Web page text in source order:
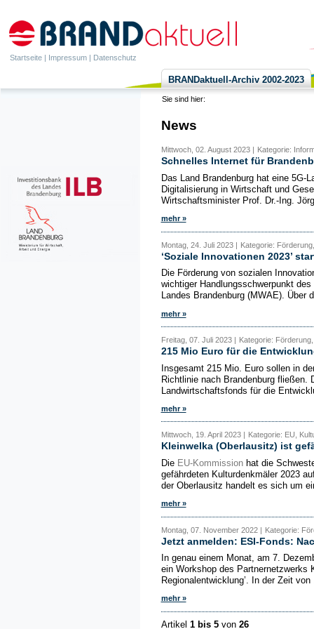
Startseite | Impressum | Datenschutz
BRANDaktuell-Archiv 2002-2023
Sie sind hier:
News
Mittwoch, 02. August 2023 | Kategorie:
Schnelles Internet für
Das Land Brandenburg hat eine 5G-
Digitalisierung in Wirtschaft und
Wirtschaftsminister Prof. Dr.-Ing.
mehr »
Montag, 24. Juli 2023 | Kategorie:
‘Soziale Innovationen 2023’
Die Förderung von sozialen
wichtiger Handlungsschwerpunkt
Landes Brandenburg (MWAE). Über
mehr »
Freitag, 07. Juli 2023 | Kategorie:
215 Mio Euro für die
Insgesamt 215 Mio. Euro sollen in
Richtlinie nach Brandenburg fließen.
Landwirtschaftsfonds für die
mehr »
Mittwoch, 19. April 2023 | Kategorie: EU,
Kleinwelka (Oberlausitz) ist
Die EU-Kommissionhat die
gefährdeten Kulturdenkmäler 2023
der Oberlausitz handelt es sich um
mehr »
Montag, 07. November 2022 | Kategorie:
Jetzt anmelden: ESI-Fonds:
In genau einem Monat, am 7.
ein Workshop des Partnernetzwerks
Regionalentwicklung’. In der Zeit
mehr »
Artikel 1 bis 5von 26